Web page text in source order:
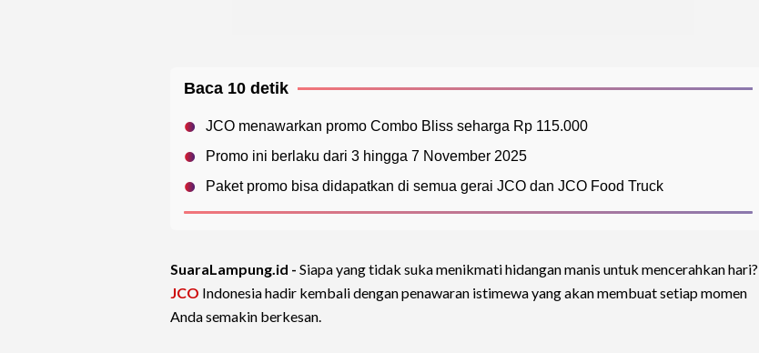
Baca 10 detik
JCO menawarkan promo Combo Bliss seharga Rp 115.000
Promo ini berlaku dari 3 hingga 7 November 2025
Paket promo bisa didapatkan di semua gerai JCO dan JCO Food Truck
SuaraLampung.id - Siapa yang tidak suka menikmati hidangan manis untuk mencerahkan hari?
JCO Indonesia hadir kembali dengan penawaran istimewa yang akan membuat setiap momen
Anda semakin berkesan.